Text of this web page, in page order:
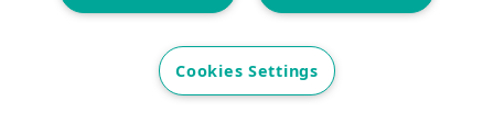
Cookies Settings